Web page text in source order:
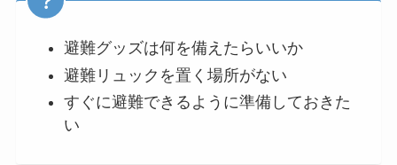
避難グッズは何を備えたらいいか
避難リュックを置く場所がない
すぐに避難できるように準備しておきた
い